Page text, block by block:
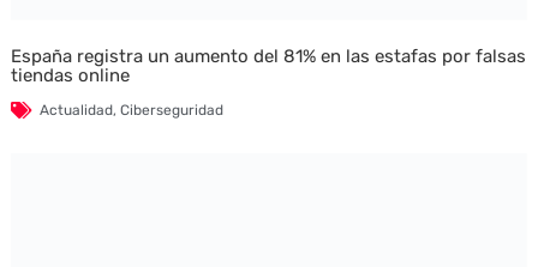
España registra un aumento del 81% en las estafas por falsas
tiendas online
Actualidad, Ciberseguridad